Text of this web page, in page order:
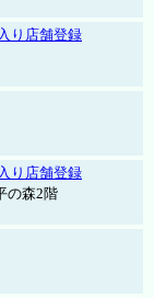
り店舗登録
り店舗登録
の森2階